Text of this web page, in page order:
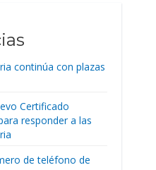
continúa con plazas
Certificado
responder a las
de teléfono de